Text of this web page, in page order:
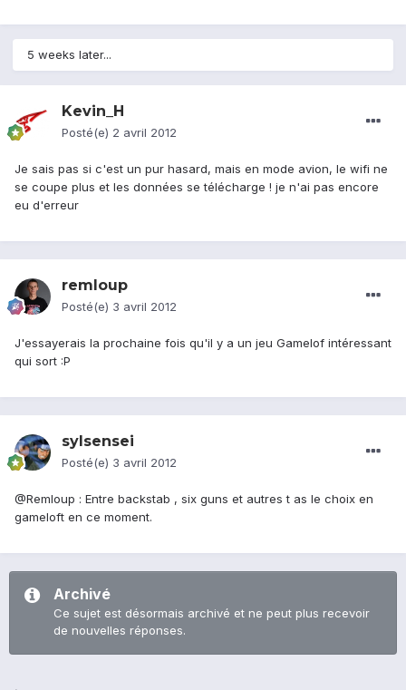
5 weeks later...
Kevin_H
Posté(e) 2 avril 2012
Je sais pas si c'est un pur hasard, mais en mode avion, le wifi ne
se coupe plus et les données se télécharge ! je n'ai pas encore
eu d'erreur
remloup
Posté(e) 3 avril 2012
J'essayerais la prochaine fois qu'il y a un jeu Gamelof intéressant
qui sort :P
sylsensei
Posté(e) 3 avril 2012
@Remloup : Entre backstab , six guns et autres t as le choix en
gameloft en ce moment.
Archivé
Ce sujet est désormais archivé et ne peut plus recevoir
de nouvelles réponses.